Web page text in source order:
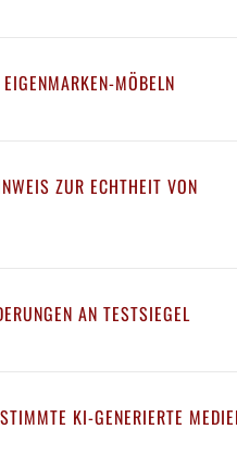
MÖBELN
ZUR ECHTHEIT VON
AN TESTSIEGEL
KI-GENERIERTE